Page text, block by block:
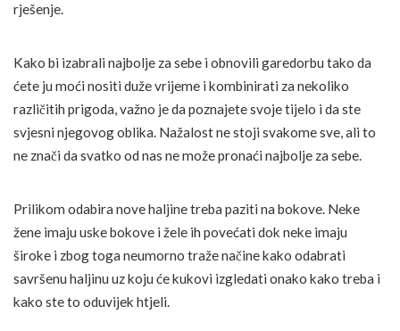
rješenje.
Kako bi izabrali najbolje za sebe i obnovili garedorbu tako da
ćete ju moći nositi duže vrijeme i kombinirati za nekoliko
različitih prigoda, važno je da poznajete svoje tijelo i da ste
svjesni njegovog oblika. Nažalost ne stoji svakome sve, ali to
ne znači da svatko od nas ne može pronaći najbolje za sebe.
Prilikom odabira nove haljine treba paziti na bokove. Neke
žene imaju uske bokove i žele ih povećati dok neke imaju
široke i zbog toga neumorno traže načine kako odabrati
savršenu haljinu uz koju će kukovi izgledati onako kako treba i
kako ste to oduvijek htjeli.